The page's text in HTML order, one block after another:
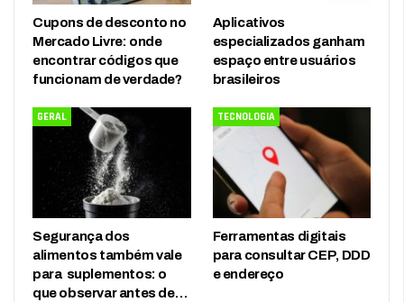
Cupons de desconto no
Mercado Livre: onde
encontrar códigos que
funcionam de verdade?
Aplicativos
especializados ganham
espaço entre usuários
brasileiros
GERAL
Segurança dos
alimentos também vale
para suplementos: o
que observar antes de…
TECNOLOGIA
Ferramentas digitais
para consultar CEP, DDD
e endereço